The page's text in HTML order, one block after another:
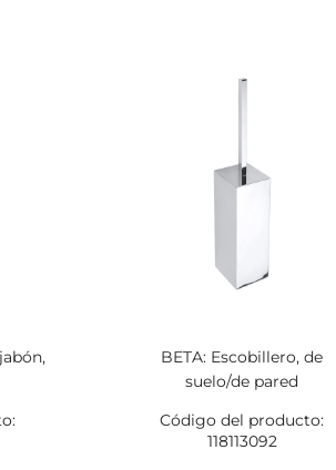
BETA: Escobillero, de
suelo/de pared
Código del producto:
118113092